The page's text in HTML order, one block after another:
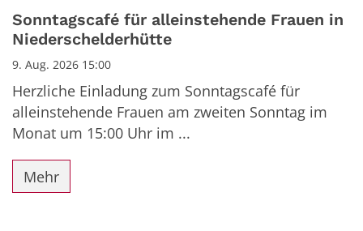
Datum: 9. August 2026
Sonntagscafé für alleinstehende Frauen in
Niederschelderhütte
9. Aug. 2026 15:00
Herzliche Einladung zum Sonntagscafé für
alleinstehende Frauen am zweiten Sonntag im
Monat um 15:00 Uhr im ...
Mehr